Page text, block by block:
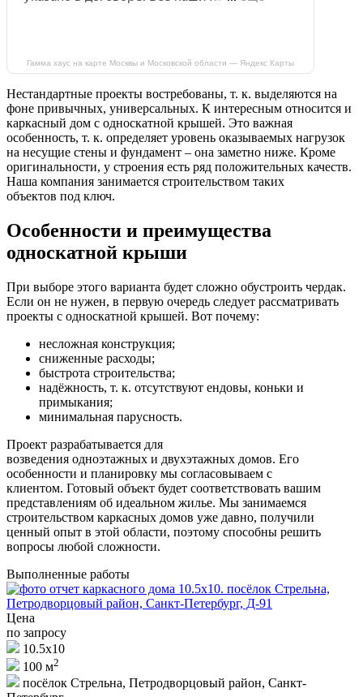
Гамма хаус на карте Москвы и Московской области — Яндекс Карты
Нестандартные проекты востребованы, т. к. выделяются на
фоне привычных, универсальных. К интересным относится и
каркасный дом с односкатной крышей. Это важная
особенность, т. к. определяет уровень оказываемых нагрузок
на несущие стены и фундамент – она заметно ниже. Кроме
оригинальности, у строения есть ряд положительных качеств.
Наша компания занимается строительством таких
объектов под ключ.
Особенности и преимущества
односкатной крыши
При выборе этого варианта будет сложно обустроить чердак.
Если он не нужен, в первую очередь следует рассматривать
проекты с односкатной крышей. Вот почему:
несложная конструкция;
сниженные расходы;
быстрота строительства;
надёжность, т. к. отсутствуют ендовы, коньки и
примыкания;
минимальная парусность.
Проект разрабатывается для
возведения одноэтажных и двухэтажных домов. Его
особенности и планировку мы согласовываем с
клиентом. Готовый объект будет соответствовать вашим
представлениям об идеальном жилье. Мы занимаемся
строительством каркасных домов уже давно, получили
ценный опыт в этой области, поэтому способны решить
вопросы любой сложности.
Выполненные работы
Цена
по запросу
10.5х10
100 м2
посёлок Стрельна, Петродворцовый район, Санкт-